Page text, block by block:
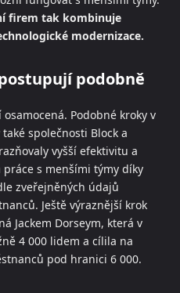
firem tak kombinuje
modernizace.
podobně
Podobné kroky v
společnosti Block a
vyšší efektivitu a
s menšími týmy díky
zveřejněných údajů
Ještě výraznější krok
Jackem Dorseym, která v
4 000 lidem a cílila na
pod hranici 6 000.